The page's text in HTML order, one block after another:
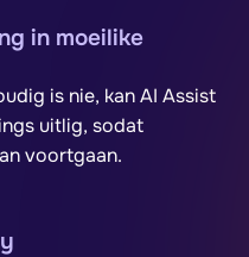
in moeilike
is nie, kan AI Assist
uitlig, sodat
voortgaan.